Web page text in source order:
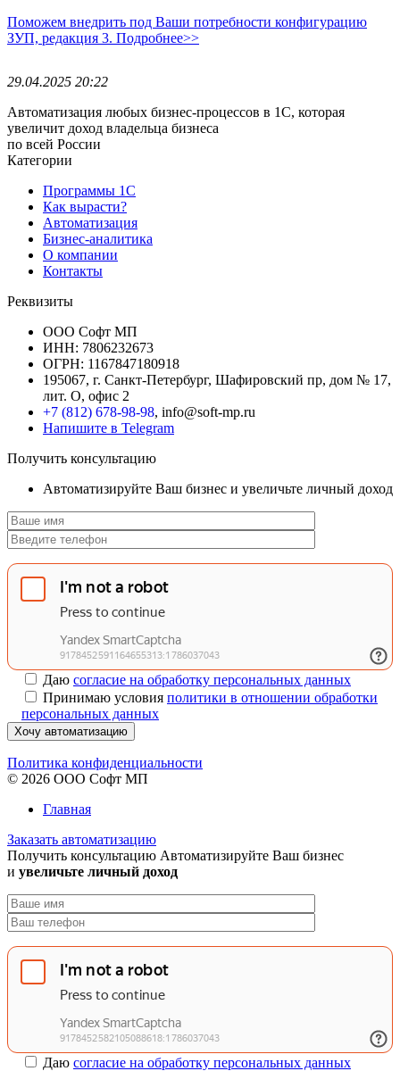
Поможем внедрить под Ваши потребности конфигурацию
ЗУП, редакция 3. Подробнее>>
29.04.2025 20:22
Автоматизация любых бизнес-процессов в 1С, которая
увеличит доход владельца бизнеса
по всей России
Категории
Программы 1С
Как вырасти?
Автоматизация
Бизнес-аналитика
О компании
Контакты
Реквизиты
ООО Софт МП
ИНН: 7806232673
ОГРН: 1167847180918
195067, г. Санкт-Петербург, Шафировский пр, дом № 17,
лит. О, офис 2
+7 (812) 678-98-98, info@soft-mp.ru
Напишите в Telegram
Получить консультацию
Автоматизируйте Ваш бизнес и увеличьте личный доход
Даю согласие на обработку персональных данных
Принимаю условия политики в отношении обработки
персональных данных
Хочу автоматизацию
Политика конфиденциальности
© 2026 ООО Софт МП
Главная
Заказать автоматизацию
Получить консультацию Автоматизируйте Ваш бизнес
и увеличьте личный доход
Даю согласие на обработку персональных данных